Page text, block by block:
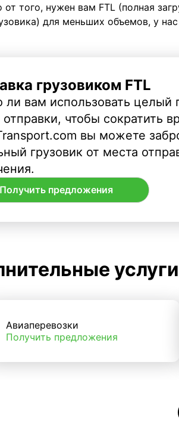
того, нужен вам FTL (полная
для меньших объемов, у
грузовиком FTL
вам использовать целый
чтобы сократить
вы можете
грузовик от места
Получить предложения
услуги
Авиаперевозки
Получить предложения